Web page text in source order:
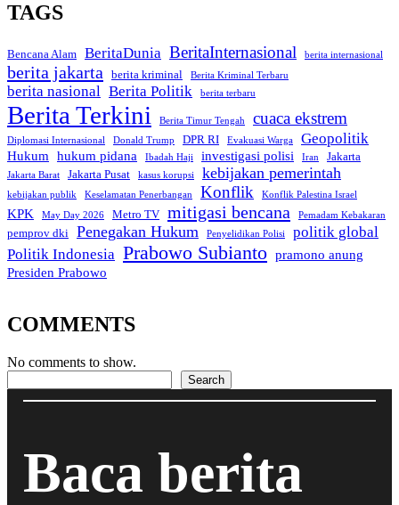
TAGS
Bencana Alam BeritaDunia BeritaInternasional berita internasional
berita jakarta berita kriminal Berita Kriminal Terbaru
berita nasional Berita Politik berita terbaru
Berita Terkini Berita Timur Tengah cuaca ekstrem
Diplomasi Internasional Donald Trump DPR RI Evakuasi Warga Geopolitik
Hukum hukum pidana Ibadah Haji investigasi polisi Iran Jakarta
Jakarta Barat Jakarta Pusat kasus korupsi kebijakan pemerintah
kebijakan publik Keselamatan Penerbangan Konflik Konflik Palestina Israel
KPK May Day 2026 Metro TV mitigasi bencana Pemadam Kebakaran
pemprov dki Penegakan Hukum Penyelidikan Polisi
politik global
Politik Indonesia Prabowo Subianto pramono anung
Presiden Prabowo
COMMENTS
No comments to show.
Search
Baca berita